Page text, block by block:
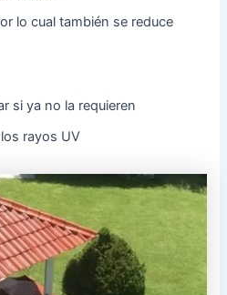
lo cual también se reduce
si ya no la requieren
rayos UV